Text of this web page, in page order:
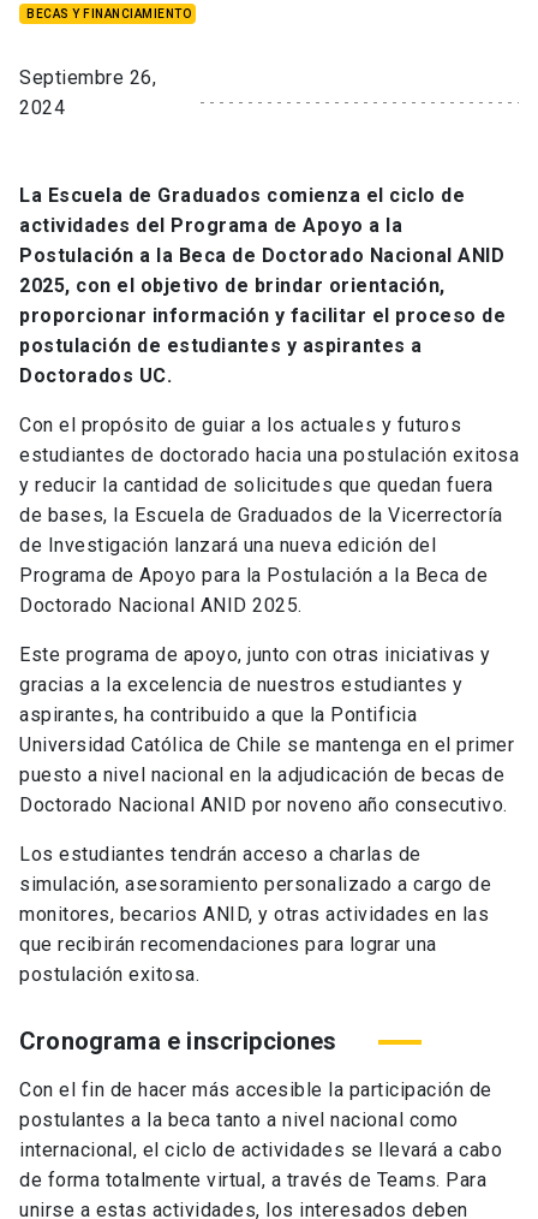
BECAS Y FINANCIAMIENTO
Septiembre 26,
2024
La Escuela de Graduados comienza el ciclo de
actividades del Programa de Apoyo a la
Postulación a la Beca de Doctorado Nacional ANID
2025, con el objetivo de brindar orientación,
proporcionar información y facilitar el proceso de
postulación de estudiantes y aspirantes a
Doctorados UC.
Con el propósito de guiar a los actuales y futuros
estudiantes de doctorado hacia una postulación exitosa
y reducir la cantidad de solicitudes que quedan fuera
de bases, la Escuela de Graduados de la Vicerrectoría
de Investigación lanzará una nueva edición del
Programa de Apoyo para la Postulación a la Beca de
Doctorado Nacional ANID 2025.
Este programa de apoyo, junto con otras iniciativas y
gracias a la excelencia de nuestros estudiantes y
aspirantes, ha contribuido a que la Pontificia
Universidad Católica de Chile se mantenga en el primer
puesto a nivel nacional en la adjudicación de becas de
Doctorado Nacional ANID por noveno año consecutivo.
Los estudiantes tendrán acceso a charlas de
simulación, asesoramiento personalizado a cargo de
monitores, becarios ANID, y otras actividades en las
que recibirán recomendaciones para lograr una
postulación exitosa.
Cronograma e inscripciones
Con el fin de hacer más accesible la participación de
postulantes a la beca tanto a nivel nacional como
internacional, el ciclo de actividades se llevará a cabo
de forma totalmente virtual, a través de Teams. Para
unirse a estas actividades, los interesados deben